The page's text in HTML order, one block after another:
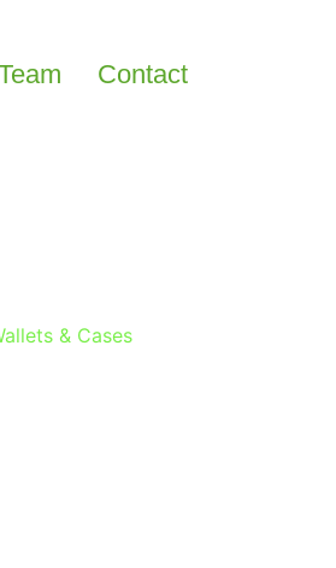
Contact
& Cases